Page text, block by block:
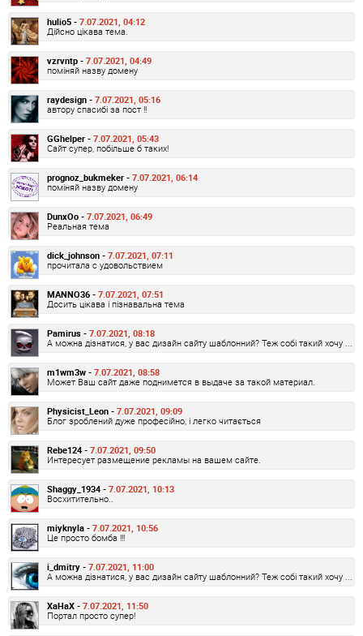
hulio5 - 7.07.2021, 04:12
Дійсно цікава тема.
vzrvntp - 7.07.2021, 04:49
поміняй назву домену
raydesign - 7.07.2021, 05:16
автору спасибі за пост !!
GGhelper - 7.07.2021, 05:43
Сайт супер, побільше б таких!
prognoz_bukmeker - 7.07.2021, 06:14
поміняй назву домену
DunxOo - 7.07.2021, 06:49
Реальная тема
dick_johnson - 7.07.2021, 07:11
прочитала с удовольствием
MANNO36 - 7.07.2021, 07:51
Досить цікава і пізнавальна тема
Pamirus - 7.07.2021, 08:18
А можна дізнатися, у вас дизайн сайту шаблонний? Теж собі такий хочу ...
m1wm3w - 7.07.2021, 08:58
Может Ваш сайт даже поднимется в выдаче за такой материал.
Physicist_Leon - 7.07.2021, 09:09
Блог зроблений дуже професійно, і легко читається
Rebe124 - 7.07.2021, 09:50
Интересует размещение рекламы на вашем сайте.
Shaggy_1934 - 7.07.2021, 10:13
Восхитительно..
miyknyla - 7.07.2021, 10:56
Це просто бомба !!!
i_dmitry - 7.07.2021, 11:00
А можна дізнатися, у вас дизайн сайту шаблонний? Теж собі такий хочу ...
XaHaX - 7.07.2021, 11:50
Портал просто супер!